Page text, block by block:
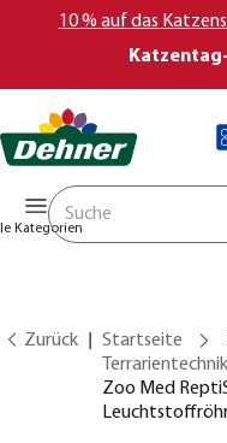
10 % auf das
Kategorien
Zurück Startseite
Terrarientechnik
Zoo Med